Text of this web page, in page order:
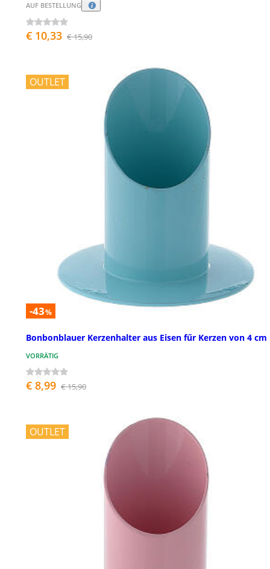
AUF BESTELLUNG
€ 10,33 € 15,90
OUTLET
-43%
Bonbonblauer Kerzenhalter aus Eisen fűr Kerzen von 4 cm
VORRÄTIG
€ 8,99 € 15,90
OUTLET